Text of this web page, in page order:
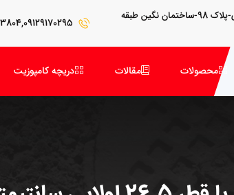
سعادت آباد- بین میدان سرو و میدان کتاب-بلوار سروغربی-پلاک 98-ساختمان نگین طبقه
محصولات مقالات دریچه کامپوزیت